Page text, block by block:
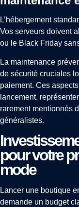
L’hébergement
Vos serveurs doivent
ou le Black Friday
La maintenance
de sécurité cruciales
paiement. Ces
lancement,
rarement mentionnés
généralistes.
pour votre
mode
Lancer une boutique
demande un budget